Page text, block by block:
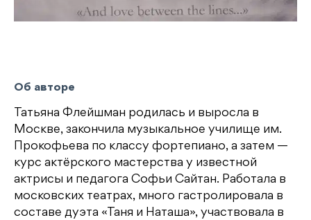
Об авторе
Татьяна Флейшман родилась и выросла в
Москве, закончила музыкальное училище им.
Прокофьева по классу фортепиано, а затем —
курс актёрского мастерства у известной
актрисы и педагога Софьи Сайтан. Работала в
московских театрах, много гастролировала в
составе дуэта «Таня и Наташа», участвовала в